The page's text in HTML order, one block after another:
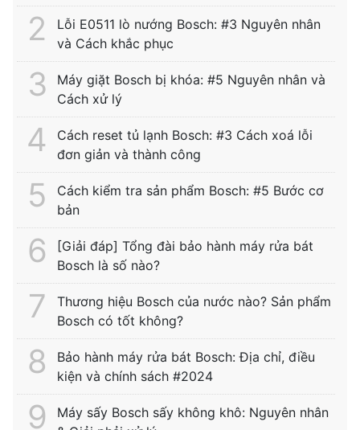
Lỗi E0511 lò nướng Bosch: #3 Nguyên nhân
và Cách khắc phục
Máy giặt Bosch bị khóa: #5 Nguyên nhân và
Cách xử lý
Cách reset tủ lạnh Bosch: #3 Cách xoá lỗi
đơn giản và thành công
Cách kiểm tra sản phẩm Bosch: #5 Bước cơ
bản
[Giải đáp] Tổng đài bảo hành máy rửa bát
Bosch là số nào?
Thương hiệu Bosch của nước nào? Sản phẩm
Bosch có tốt không?
Bảo hành máy rửa bát Bosch: Địa chỉ, điều
kiện và chính sách #2024
Máy sấy Bosch sấy không khô: Nguyên nhân